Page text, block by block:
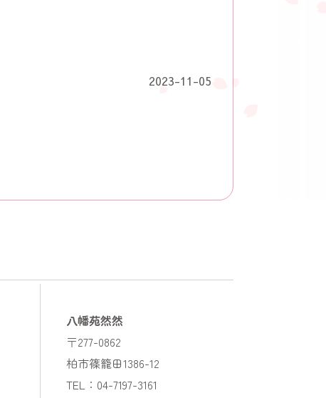
2023-11-05
八幡苑然然
〒277-0862
柏市篠籠田1386-12
TEL：04-7197-3161